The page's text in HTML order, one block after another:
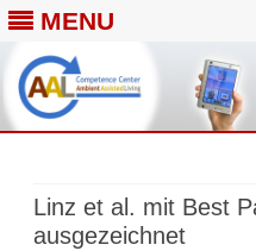
MENU
Linz et al. mit Best
ausgezeichnet